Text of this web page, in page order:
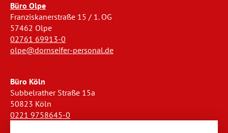
Büro Olpe
Franziskanerstraße 15 / 1. OG
57462 Olpe
02761 69913-0
olpe@dornseifer-personal.de
Büro Köln
Subbelrather Straße 15a
50823 Köln
0221 9758645-0